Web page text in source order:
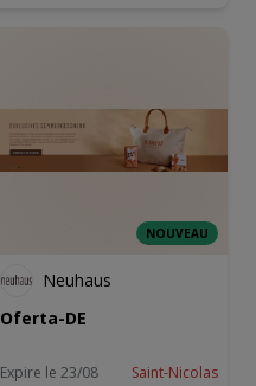
NOUVEAU
Neuhaus
Oferta-DE
Expire le 23/08 Saint-Nicolas